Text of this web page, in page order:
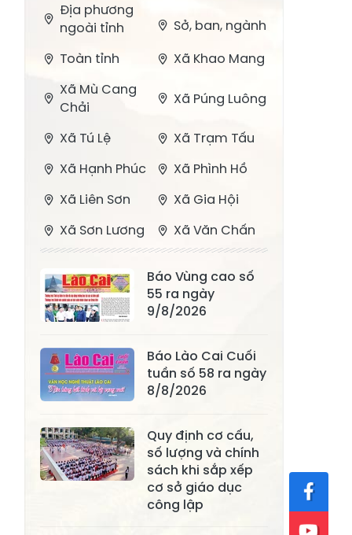
Địa phương
ngoài tỉnh
Sở, ban, ngành
Toàn tỉnh
Xã Khao Mang
Xã Mù Cang
Chải
Xã Púng Luông
Xã Tú Lệ
Xã Trạm Tấu
Xã Hạnh Phúc
Xã Phình Hồ
Xã Liên Sơn
Xã Gia Hội
Xã Sơn Lương
Xã Văn Chấn
Bằng La
Xã Chấn Thịnh
Xã Nghĩa Tâm
Xã Phong Dụ
Xã Châu Quế
Xã Lâm Giang
Xã Đông
Cuông
Xã Tân Hợp
Xã Mậu A Xã Xuân Ái
Xã Mỏ Vàng
Xã Lâm
Thượng
Xã Tân Lĩnh
Báo Vùng cao số
55 ra ngày
9/8/2026
Báo Lào Cai Cuối
tuần số 58 ra ngày
8/8/2026
Quy định cơ cấu,
số lượng và chính
sách khi sắp xếp
cơ sở giáo dục
công lập